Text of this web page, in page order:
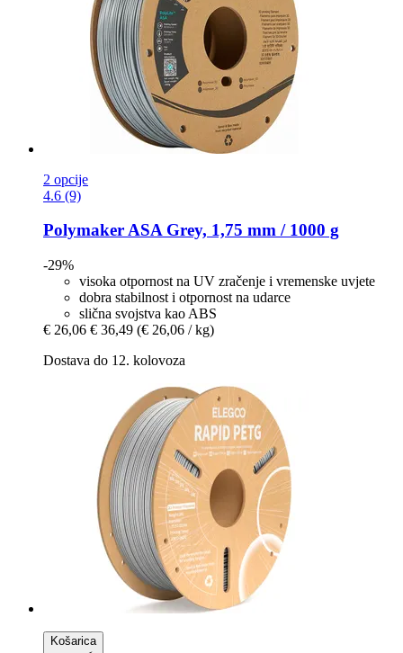
2 opcije
4.6 (9)
PolymakerASA Grey, 1,75 mm / 1000 g
-29%
visoka otpornost na UV zračenje i vremenske uvjete
dobra stabilnost i otpornost na udarce
slična svojstva kao ABS
€ 26,06 € 36,49 (€ 26,06 / kg)
Dostava do 12. kolovoza
Košarica